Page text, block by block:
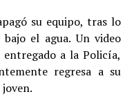
su equipo, tras lo
el agua. Un video
a la Policía,
regresa a su